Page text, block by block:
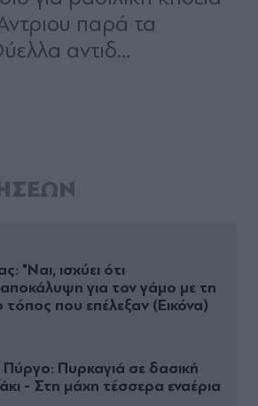
"Ναι, ισχύει ότι
για τον γάμο με τη
που επέλεξαν (Εικόνα)
Πυρκαγιά σε δασική
- Στη μάχη τέσσερα εναέρια